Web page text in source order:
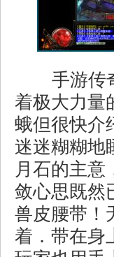
手游传
着极大力量
蛾但很快介
迷迷糊糊地
月石的主意
敛心思既然
兽皮腰带！
着．带在身